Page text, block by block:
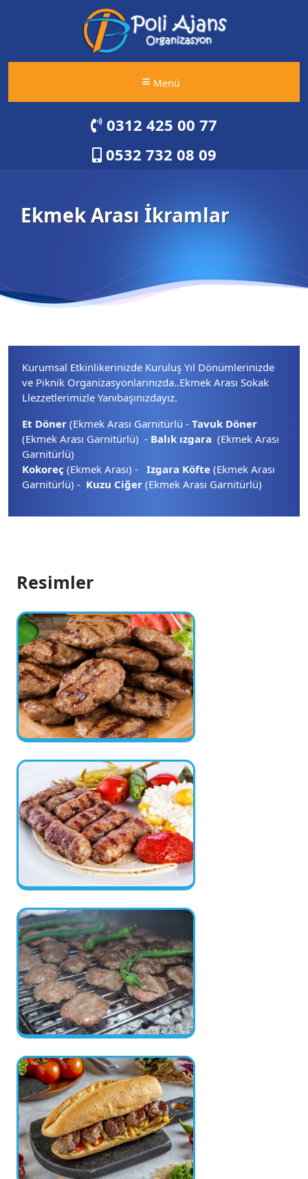
Menü
0312 425 00 77
0532 732 08 09
Ekmek Arası İkramlar
Kurumsal Etkinlikerinizde Kuruluş Yıl Dönümlerinizde
ve Piknik Organizasyonlarınızda..Ekmek Arası Sokak
Llezzetlerimizle Yanıbaşınızdayız.
Et Döner (Ekmek Arası Garnitürlü - Tavuk Döner
(Ekmek Arası Garnitürlü) - Balık ızgara (Ekmek Arası
Garnitürlü)
Kokoreç (Ekmek Arası) - Izgara Köfte (Ekmek Arası
Garnitürlü) - Kuzu Ciğer (Ekmek Arası Garnitürlü)
Resimler